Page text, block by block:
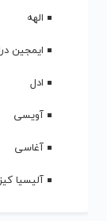
الهه
ایمجین
ادل
آویسی
آغاسی
آلیسیا کیز